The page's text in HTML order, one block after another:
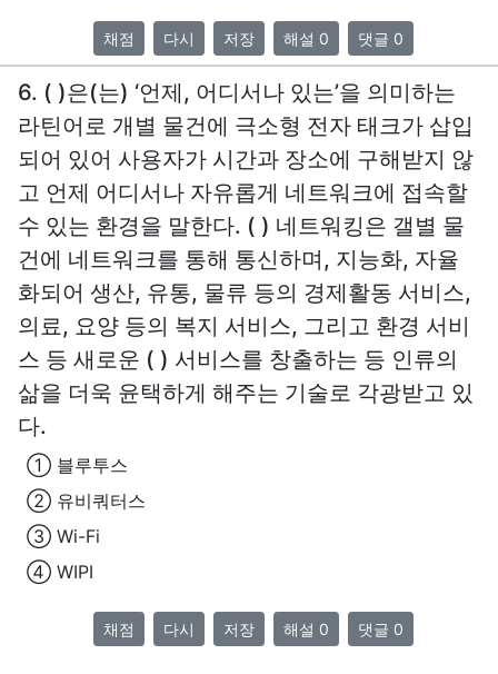
채점 다시 저장 해설 0 댓글 0
6. ( )은(는) ‘언제, 어디서나 있는’을 의미하는
라틴어로 개별 물건에 극소형 전자 태크가 삽입
되어 있어 사용자가 시간과 장소에 구해받지 않
고 언제 어디서나 자유롭게 네트워크에 접속할
수 있는 환경을 말한다. ( ) 네트워킹은 갤별 물
건에 네트워크를 통해 통신하며, 지능화, 자율
화되어 생산, 유통, 물류 등의 경제활동 서비스,
의료, 요양 등의 복지 서비스, 그리고 환경 서비
스 등 새로운 ( ) 서비스를 창출하는 등 인류의
삶을 더욱 윤택하게 해주는 기술로 각광받고 있
다.
① 블루투스
② 유비쿼터스
③ Wi-Fi
④ WIPI
채점 다시 저장 해설 0 댓글 0